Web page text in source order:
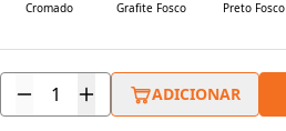
Cromado Grafite Fosco Preto Fosco
ADICIONAR